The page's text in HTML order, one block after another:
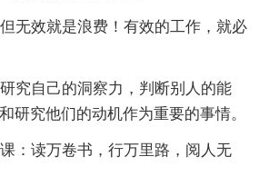
无效就是浪费！有效的工作，就必
究自己的洞察力，判断别人的能
研究他们的动机作为重要的事情。
：读万卷书，行万里路，阅人无